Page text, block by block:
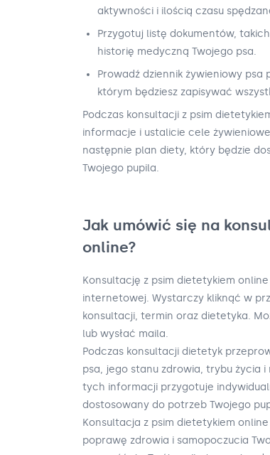
aktywności i ilością czasu
Przygotuj listę dokumentów,
historię medyczną Twojego psa.
Prowadź dziennik żywieniowy psa
którym będziesz zapisywać
Podczas konsultacji z psim
informacje i ustalicie cele
następnie plan diety, który będzie
Twojego pupila.
Jak umówić się na
online?
Konsultację z psim dietetykiem
internetowej. Wystarczy kliknąć w
konsultacji, termin oraz dietetyka.
lub wysłać maila.
Podczas konsultacji dietetyk
psa, jego stanu zdrowia, trybu życia
tych informacji przygotuje
dostosowany do potrzeb Twojego
Konsultacja z psim dietetykiem
poprawę zdrowia i samopoczucia